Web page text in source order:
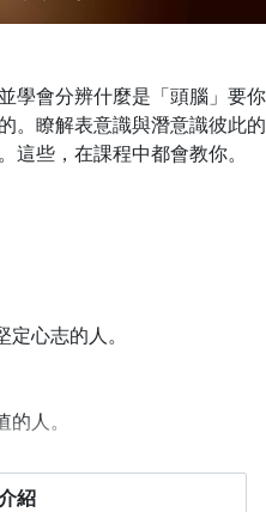
學會分辨什麼是「頭腦」要你
。瞭解表意識與潛意識彼此的
些，在課程中都會教你。
心志的人。
人。
紹